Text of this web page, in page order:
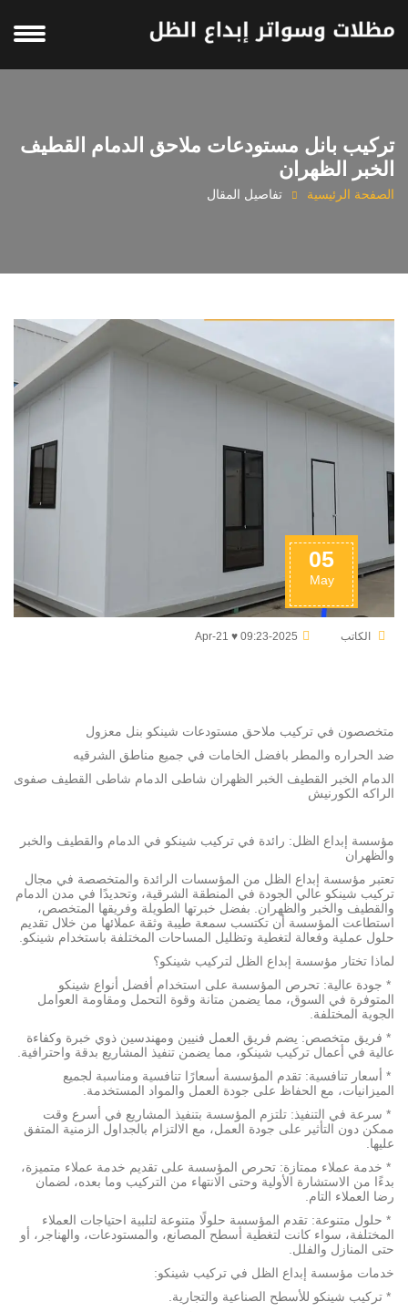
تركيب بانل مستودعات ملاحق الدمام القطيف
الخبر الظهران
الصفحة الرئيسية تفاصيل المقال
05
May
الكاتب 2025-Apr-21 ♥ 09:23
متخصصون في تركيب ملاحق مستودعات شينكو بنل معزول
ضد الحراره والمطر بافضل الخامات في جميع مناطق الشرقيه
الدمام الخبر القطيف الخبر الظهران شاطى الدمام شاطى القطيف صفوى
الراكه الكورنيش
مؤسسة إبداع الظل: رائدة في تركيب شينكو في الدمام والقطيف والخبر
والظهران
تعتبر مؤسسة إبداع الظل من المؤسسات الرائدة والمتخصصة في مجال
تركيب شينكو عالي الجودة في المنطقة الشرقية، وتحديدًا في مدن الدمام
والقطيف والخبر والظهران. بفضل خبرتها الطويلة وفريقها المتخصص،
استطاعت المؤسسة أن تكتسب سمعة طيبة وثقة عملائها من خلال تقديم
حلول عملية وفعالة لتغطية وتظليل المساحات المختلفة باستخدام شينكو.
لماذا تختار مؤسسة إبداع الظل لتركيب شينكو؟
* جودة عالية: تحرص المؤسسة على استخدام أفضل أنواع شينكو
المتوفرة في السوق، مما يضمن متانة وقوة التحمل ومقاومة العوامل
الجوية المختلفة.
* فريق متخصص: يضم فريق العمل فنيين ومهندسين ذوي خبرة وكفاءة
عالية في أعمال تركيب شينكو، مما يضمن تنفيذ المشاريع بدقة واحترافية.
* أسعار تنافسية: تقدم المؤسسة أسعارًا تنافسية ومناسبة لجميع
الميزانيات، مع الحفاظ على جودة العمل والمواد المستخدمة.
* سرعة في التنفيذ: تلتزم المؤسسة بتنفيذ المشاريع في أسرع وقت
ممكن دون التأثير على جودة العمل، مع الالتزام بالجداول الزمنية المتفق
عليها.
* خدمة عملاء ممتازة: تحرص المؤسسة على تقديم خدمة عملاء متميزة،
بدءًا من الاستشارة الأولية وحتى الانتهاء من التركيب وما بعده، لضمان
رضا العملاء التام.
* حلول متنوعة: تقدم المؤسسة حلولًا متنوعة لتلبية احتياجات العملاء
المختلفة، سواء كانت لتغطية أسطح المصانع، والمستودعات، والهناجر، أو
حتى المنازل والفلل.
خدمات مؤسسة إبداع الظل في تركيب شينكو:
* تركيب شينكو للأسطح الصناعية والتجارية.